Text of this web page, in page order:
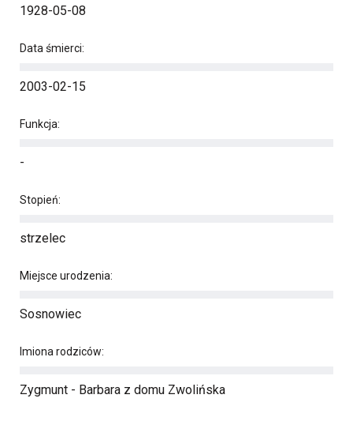
1928-05-08
Data śmierci:
2003-02-15
Funkcja:
-
Stopień:
strzelec
Miejsce urodzenia:
Sosnowiec
Imiona rodziców:
Zygmunt - Barbara z domu Zwolińska